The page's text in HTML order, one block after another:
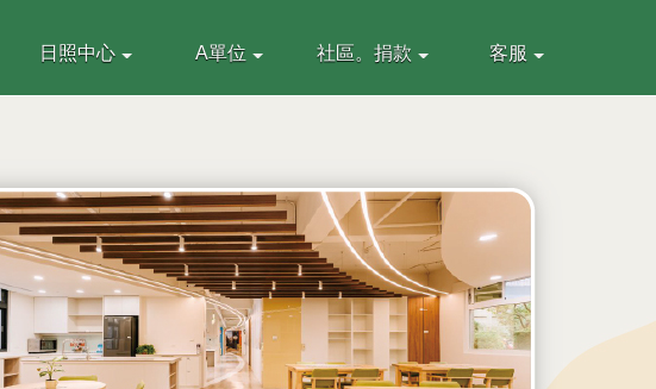
日照中心 A單位 社區。捐款 客服